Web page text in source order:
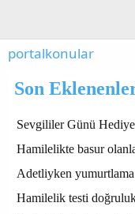
portalkonular